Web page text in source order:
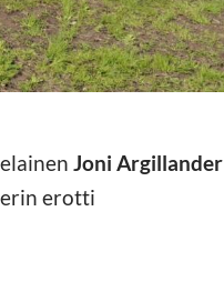
Joni Argillander
erotti